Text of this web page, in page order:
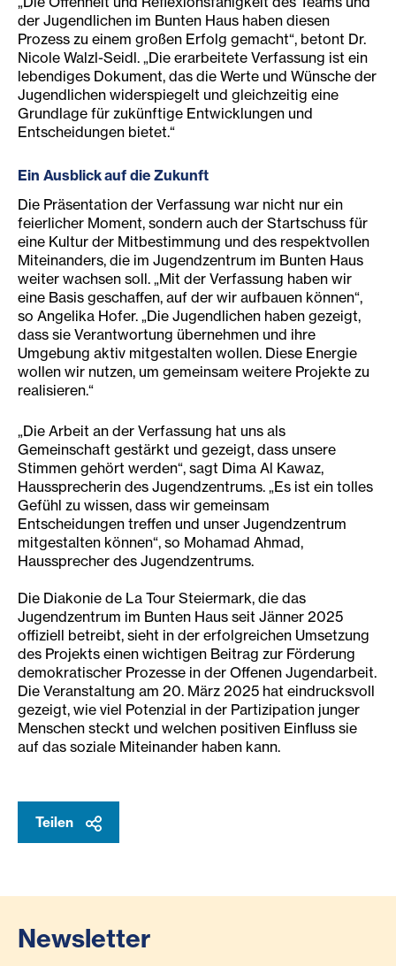
der Jugendlichen im Bunten Haus haben diesen
Prozess zu einem großen Erfolg gemacht“, betont Dr.
Nicole Walzl-Seidl. „Die erarbeitete Verfassung ist ein
lebendiges Dokument, das die Werte und Wünsche der
Jugendlichen widerspiegelt und gleichzeitig eine
Grundlage für zukünftige Entwicklungen und
Entscheidungen bietet.“
Ein Ausblick auf die Zukunft
Die Präsentation der Verfassung war nicht nur ein
feierlicher Moment, sondern auch der Startschuss für
eine Kultur der Mitbestimmung und des respektvollen
Miteinanders, die im Jugendzentrum im Bunten Haus
weiter wachsen soll. „Mit der Verfassung haben wir
eine Basis geschaffen, auf der wir aufbauen können“,
so Angelika Hofer. „Die Jugendlichen haben gezeigt,
dass sie Verantwortung übernehmen und ihre
Umgebung aktiv mitgestalten wollen. Diese Energie
wollen wir nutzen, um gemeinsam weitere Projekte zu
realisieren.“
„Die Arbeit an der Verfassung hat uns als
Gemeinschaft gestärkt und gezeigt, dass unsere
Stimmen gehört werden“, sagt Dima Al Kawaz,
Haussprecherin des Jugendzentrums. „Es ist ein tolles
Gefühl zu wissen, dass wir gemeinsam
Entscheidungen treffen und unser Jugendzentrum
mitgestalten können“, so Mohamad Ahmad,
Haussprecher des Jugendzentrums.
Die Diakonie de La Tour Steiermark, die das
Jugendzentrum im Bunten Haus seit Jänner 2025
offiziell betreibt, sieht in der erfolgreichen Umsetzung
des Projekts einen wichtigen Beitrag zur Förderung
demokratischer Prozesse in der Offenen Jugendarbeit.
Die Veranstaltung am 20. März 2025 hat eindrucksvoll
gezeigt, wie viel Potenzial in der Partizipation junger
Menschen steckt und welchen positiven Einfluss sie
auf das soziale Miteinander haben kann.
Teilen
Newsletter